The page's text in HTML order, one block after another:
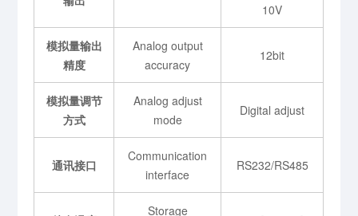
10V
模拟量输出
精度
Analog output
accuracy
12bit
模拟量调节
方式
Analog adjust
mode
Digital adjust
通讯接口
Communication
interface
RS232/RS485
Storage